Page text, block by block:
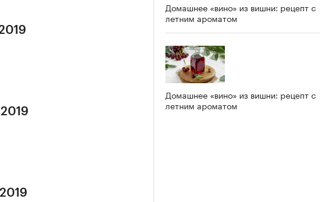
Домашнее «вино» из вишни: рецепт с
летним ароматом
Домашнее «вино» из вишни: рецепт с
летним ароматом